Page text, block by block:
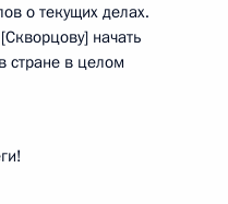
о текущих делах.
начать
стране в целом